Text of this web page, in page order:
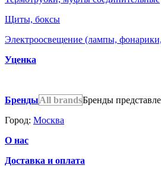
Щиты, боксы
Электроосвещение (лампы,
Уценка
БрендыAll brandsБренды
Город: Москва
О нас
Доставка и оплата